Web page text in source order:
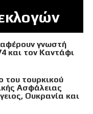
γνωστή
και τον Καντάφι
του τουρκικού
Ασφάλειας
Ουκρανία και